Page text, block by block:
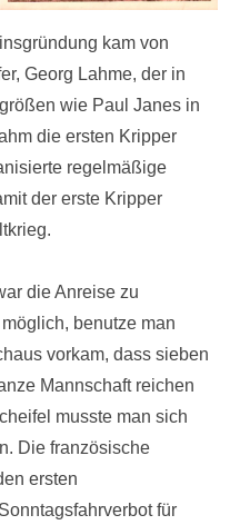
kam von
Georg Lahme, der in
wie Paul Janes in
die ersten Kripper
regelmäßige
der erste Kripper
die Anreise zu
benutze man
vorkam, dass sieben
Mannschaft reichen
musste man sich
Die französische
ersten
für